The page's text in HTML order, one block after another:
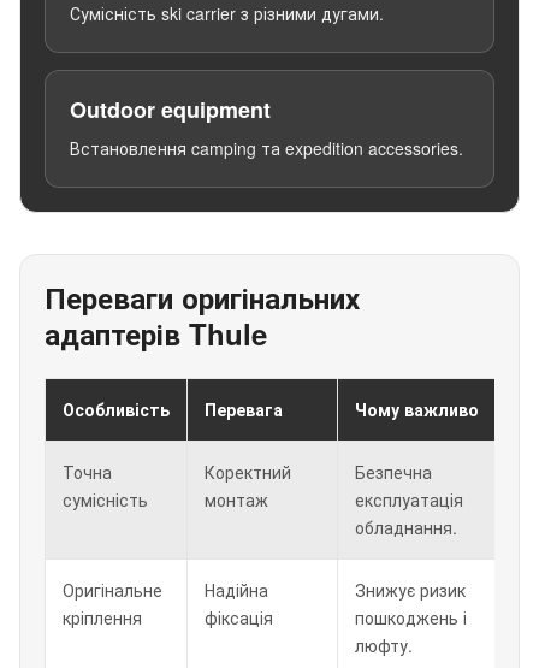
Сумісність ski carrier з різними дугами.
Outdoor equipment
Встановлення camping та expedition accessories.
Переваги оригінальних
адаптерів Thule
Особливість Перевага Чому важливо
Точна
сумісність
Коректний
монтаж
Безпечна
експлуатація
обладнання.
Оригінальне
кріплення
Надійна
фіксація
Знижує ризик
пошкоджень і
люфту.